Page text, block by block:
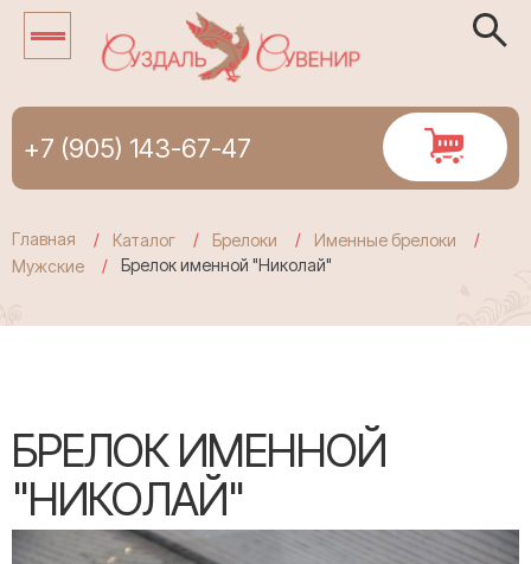
+7 (905) 143-67-47
Главная Каталог Брелоки
Именные брелоки
Мужские
Брелок именной "Николай"
БРЕЛОК ИМЕННОЙ
"НИКОЛАЙ"